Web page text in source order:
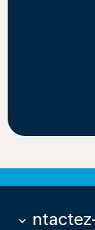
keyboard_arrow_down